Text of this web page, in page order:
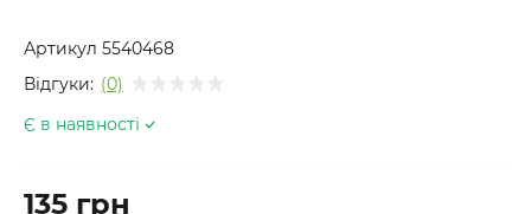
Артикул 5540468
Відгуки: (0)
Є в наявності
135 грн